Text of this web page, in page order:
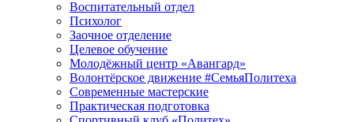
Воспитательный отдел
Психолог
Заочное отделение
Целевое обучение
Молодёжный центр «Авангард»
Волонтёрское движение #СемьяПолитеха
Современные мастерские
Практическая подготовка